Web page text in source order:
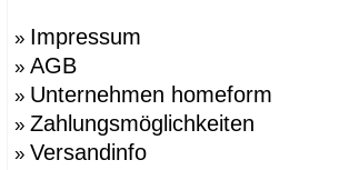
» Impressum
» AGB
» Unternehmen homeform
» Zahlungsmöglichkeiten
» Versandinfo